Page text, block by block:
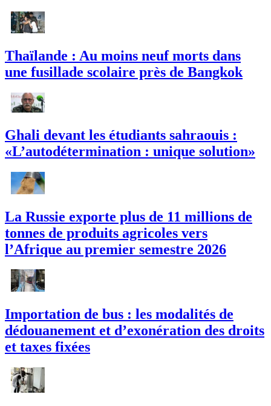
Thaïlande : Au moins neuf morts dans
une fusillade scolaire près de Bangkok
Ghali devant les étudiants sahraouis :
«L’autodétermination : unique solution»
La Russie exporte plus de 11 millions de
tonnes de produits agricoles vers
l’Afrique au premier semestre 2026
Importation de bus : les modalités de
dédouanement et d’exonération des droits
et taxes fixées